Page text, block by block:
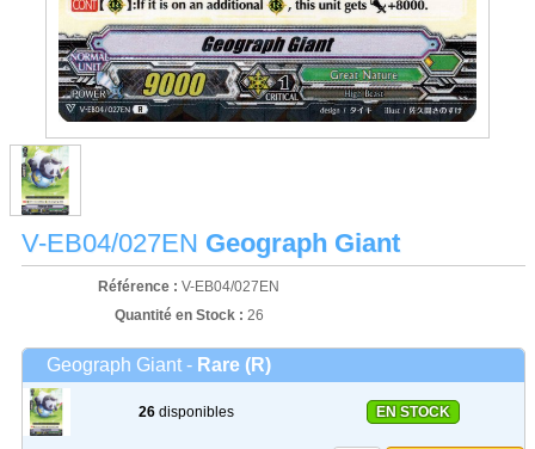
V-EB04/027EN Geograph Giant
Référence : V-EB04/027EN
Quantité en Stock : 26
Geograph Giant - Rare (R)
26disponibles EN STOCK